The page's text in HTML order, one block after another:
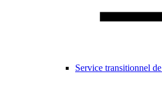
Service transitionnel